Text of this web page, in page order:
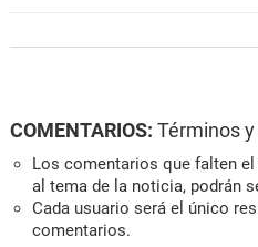
COMENTARIOS: Términos
Los comentarios que falten
al tema de la noticia, podrán
Cada usuario será el único
comentarios.